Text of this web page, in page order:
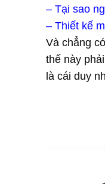
– Tại sao
– Thiết kế
Và chẳng
thế này
là cái duy